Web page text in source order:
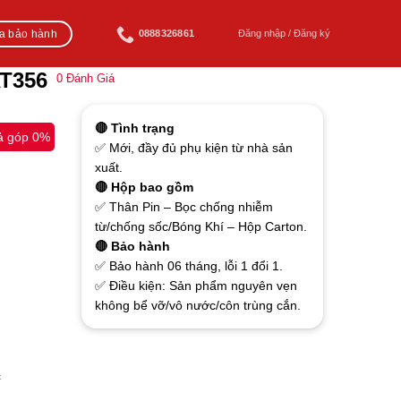
bảo hành 0888326861 Đăng nhập / Đăng ký
0 Đánh Giá
góp 0%
🔴 Tình trạng
✅ Mới, đầy đủ phụ kiện từ nhà sản
xuất.
🔴 Hộp bao gồm
✅ Thân Pin – Bọc chống nhiễm
từ/chống sốc/Bóng Khí – Hộp Carton.
🔴 Bảo hành
✅ Bảo hành 06 tháng, lỗi 1 đổi 1.
✅ Điều kiện: Sản phẩm nguyên vẹn
không bể vỡ/vô nước/côn trùng cắn.